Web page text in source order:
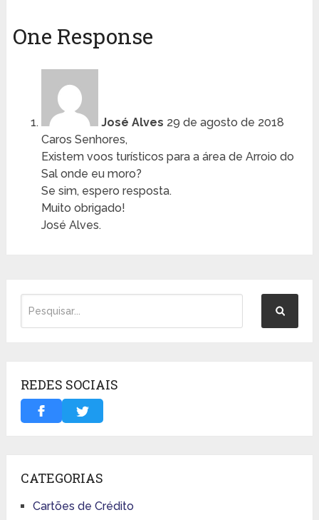
One Response
José Alves 29 de agosto de 2018
Caros Senhores,
Existem voos turísticos para a área de Arroio do
Sal onde eu moro?
Se sim, espero resposta.
Muito obrigado!
José Alves.
REDES SOCIAIS
CATEGORIAS
Cartões de Crédito